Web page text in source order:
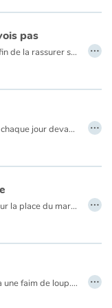
pas
Une mère s’adresse à sa fille afin de la rassurer sur son amour, même lorsqu’elles ne sont pas ensemble... à l’école, pendant l’activité du mercredi après-midi ou tout simplement quand l’enfant est seule dans sa chambre. Le temps passe, la petite fille grandit, sa personnalité se construit et quel bonheur pour une mère de voir s’épanouir son enfant. …
Une enfant et sa mère passent chaque jour devant une dame assise sur le sol avec son bébé. Que font-ils là ? Les questions se bousculent dans la tête de l’enfant qui ne sait pas comment réagir face à cette précarité. Devant la tristesse de sa fille, la mère trouve les mots pour la réconforter, lui donnant l’élan nécessaire pour aller à leur rencontre : « On ne peut pas tout porter. Un sourire, un regard, un geste même tout petit, c’est déjà quelque chose. » …
Un enfant et sa mère arrivent sur la place du marché, où se tient un magnifique manège. Malheureusement, celui-ci est fermé et le soir commence à tomber. M. Zaglio, le propriétaire, est allé à l’usine acheter 15 mètres de fil. S’il revient avant la nuit, le manège ouvrira. Mais si la nuit est tombée, il restera fermé. Alors, vite ! Il faut retrouver M. Zaglio avant la nuit ! …
C’est l’heure du goûter et Mia a une faim de loup. Sa maman lui propose d’aller cueillir des fraises dans le jardin afin de préparer une délicieuse tarte. En chemin, Mia ramasse une pomme, cueille une poire, des prunes, des pêches, du raisin... savoureux fruits dont elle se régale, oubliant complètement de ramasser les fraises !
…